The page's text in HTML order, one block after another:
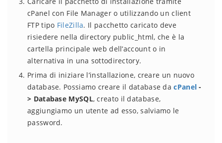
cPanel con File Manager o utilizzando un client
FTP tipo FileZilla. Il pacchetto caricato deve
risiedere nella directory public_html, che è la
cartella principale web dell’account o in
alternativa in una sottodirectory.
Prima di iniziare l’installazione, creare un nuovo
database. Possiamo creare il database dacPanel -
> Database MySQL, creato il database,
aggiungiamo un utente ad esso, salviamo le
password.